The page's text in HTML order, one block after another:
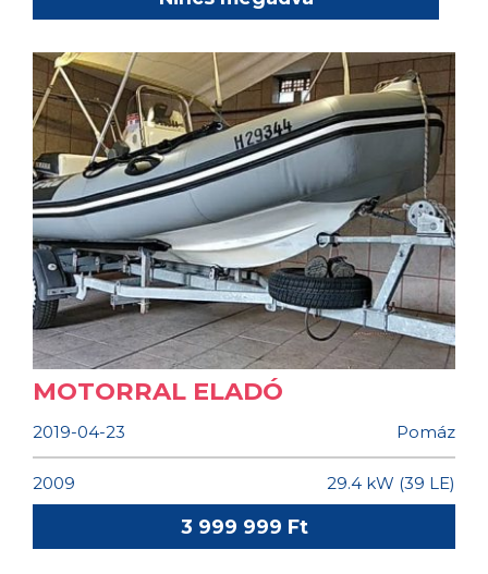
ZODIAC PRO7 MEREV ALJÚ
GUMICSÓNAK 40LE YAMAHA
MOTORRAL ELADÓ
2019-04-23 Pomáz
2009 29.4 kW (39 LE)
3 999 999 Ft